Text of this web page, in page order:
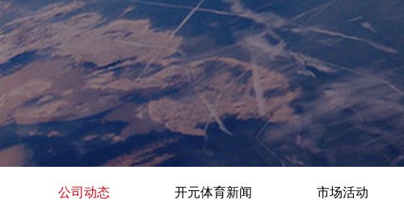
公司动态 开元体育新闻 市场活动